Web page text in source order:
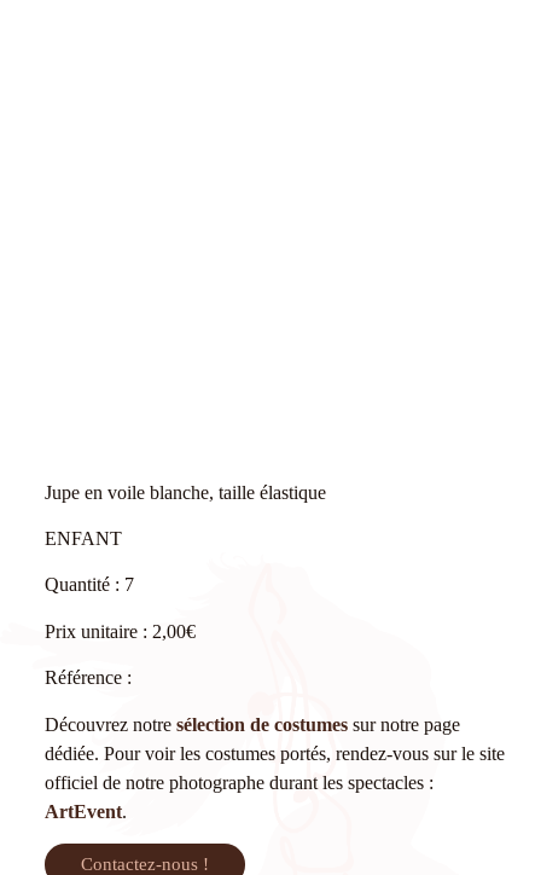
Jupe en voile blanche, taille élastique
ENFANT
Quantité : 7
Prix unitaire : 2,00€
Référence :
Découvrez notre sélection de costumessur notre page
dédiée. Pour voir les costumes portés, rendez-vous sur le site
officiel de notre photographe durant les spectacles :
ArtEvent.
Contactez-nous !